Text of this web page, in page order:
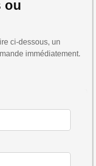
ou
ci-dessous, un
immédiatement.